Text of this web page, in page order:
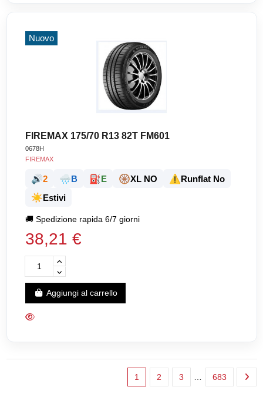
Nuovo
FIREMAX 175/70 R13 82T FM601
0678H
FIREMAX
🔊2 🌧️B ⛽E 🛞XL NO ⚠️Runflat No
☀️Estivi
🚚Spedizione rapida 6/7 giorni
38,21 €
Aggiungi al carrello
1 2 3 683